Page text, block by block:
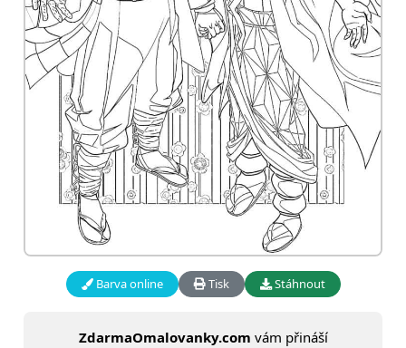
Barva online Tisk Stáhnout
ZdarmaOmalovanky.com vám přináší